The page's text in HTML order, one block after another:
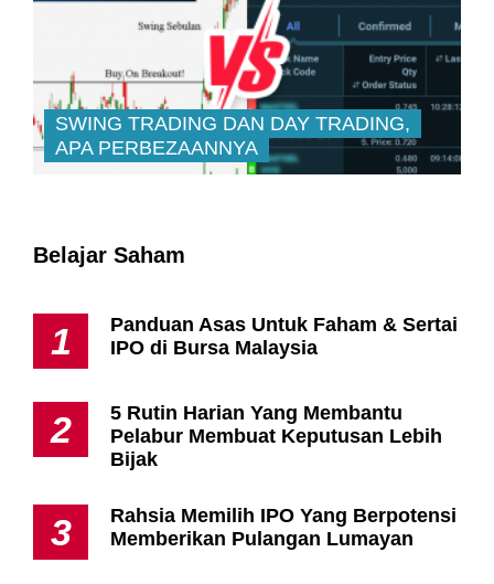
SWING TRADING DAN DAY TRADING,
APA PERBEZAANNYA
Belajar Saham
1
Panduan Asas Untuk Faham & Sertai
IPO di Bursa Malaysia
2
5 Rutin Harian Yang Membantu
Pelabur Membuat Keputusan Lebih
Bijak
3
Rahsia Memilih IPO Yang Berpotensi
Memberikan Pulangan Lumayan